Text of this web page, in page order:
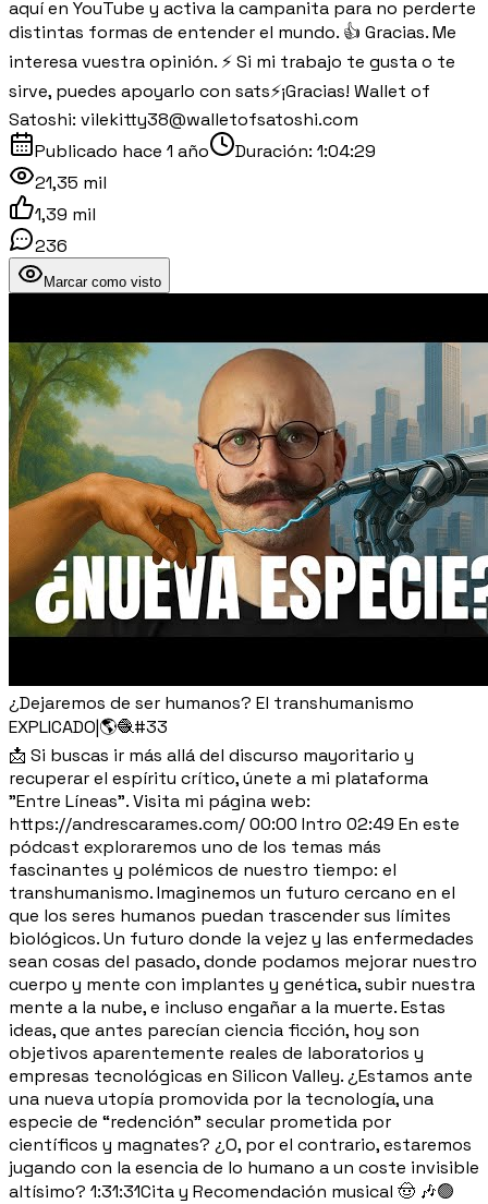
aquí en YouTube y activa la campanita para no perderte
distintas formas de entender el mundo. 👍 Gracias. Me
interesa vuestra opinión. ⚡️ Si mi trabajo te gusta o te
sirve, puedes apoyarlo con sats⚡️¡Gracias! Wallet of
Satoshi: vilekitty38@walletofsatoshi.com
Publicado hace 1 año Duración: 1:04:29
21,35 mil
1,39 mil
236
Marcar como visto
¿Dejaremos de ser humanos? El transhumanismo
EXPLICADO|🌎🧶#33
📩 Si buscas ir más allá del discurso mayoritario y
recuperar el espíritu crítico, únete a mi plataforma
"Entre Líneas". Visita mi página web:
https://andrescarames.com/ 00:00 Intro 02:49 En este
pódcast exploraremos uno de los temas más
fascinantes y polémicos de nuestro tiempo: el
transhumanismo. Imaginemos un futuro cercano en el
que los seres humanos puedan trascender sus límites
biológicos. Un futuro donde la vejez y las enfermedades
sean cosas del pasado, donde podamos mejorar nuestro
cuerpo y mente con implantes y genética, subir nuestra
mente a la nube, e incluso engañar a la muerte. Estas
ideas, que antes parecían ciencia ficción, hoy son
objetivos aparentemente reales de laboratorios y
empresas tecnológicas en Silicon Valley. ¿Estamos ante
una nueva utopía promovida por la tecnología, una
especie de “redención” secular prometida por
científicos y magnates? ¿O, por el contrario, estaremos
jugando con la esencia de lo humano a un coste invisible
altísimo? 1:31:31Cita y Recomendación musical 🤠 🎶🟢